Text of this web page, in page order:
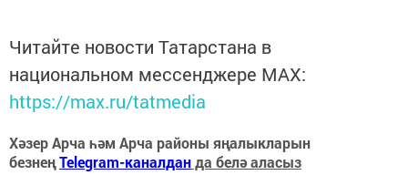
Читайте новости Татарстана в
национальном мессенджере MАХ:
https://max.ru/tatmedia
Хәзер Арча һәм Арча районы яңалыкларын
безнеңTelegram-каналданда белә аласыз